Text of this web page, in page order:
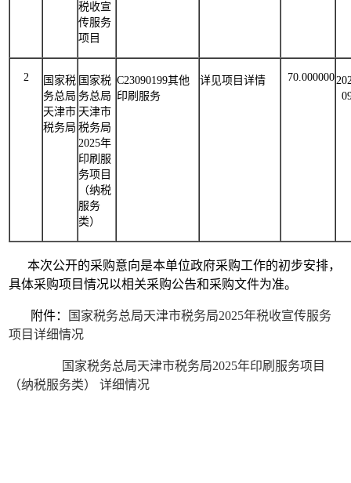
税收宣
传服务
项目
2
国家税
务总局
天津市
税务局
国家税
务总局
天津市
税务局
2025年
印刷服
务项目
（纳税
服务
类）
C23090199其他
印刷服务
详见项目详情 70.000000
本次公开的采购意向是本单位政府采购工作的初步安排，
具体采购项目情况以相关采购公告和采购文件为准。
附件：
国家税务总局天津市税务局2025年税收宣传服务
项目详细情况
国家税务总局天津市税务局2025年印刷服务项目
（纳税服务类） 详细情况